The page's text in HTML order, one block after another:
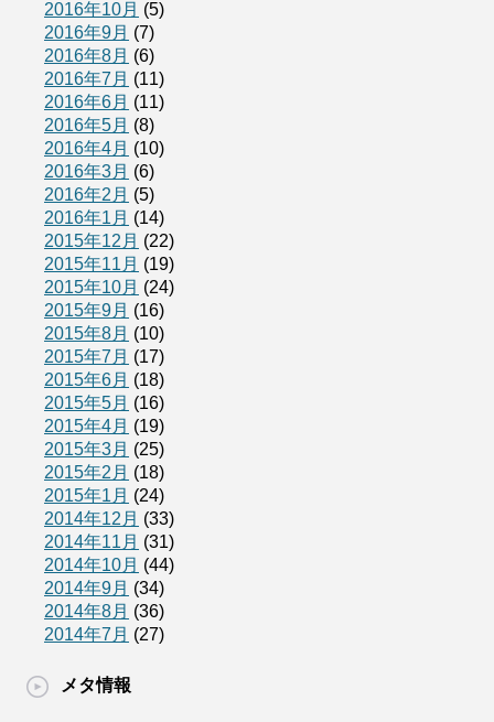
2016年10月 (5)
2016年9月 (7)
2016年8月 (6)
2016年7月 (11)
2016年6月 (11)
2016年5月 (8)
2016年4月 (10)
2016年3月 (6)
2016年2月 (5)
2016年1月 (14)
2015年12月 (22)
2015年11月 (19)
2015年10月 (24)
2015年9月 (16)
2015年8月 (10)
2015年7月 (17)
2015年6月 (18)
2015年5月 (16)
2015年4月 (19)
2015年3月 (25)
2015年2月 (18)
2015年1月 (24)
2014年12月 (33)
2014年11月 (31)
2014年10月 (44)
2014年9月 (34)
2014年8月 (36)
2014年7月 (27)
メタ情報